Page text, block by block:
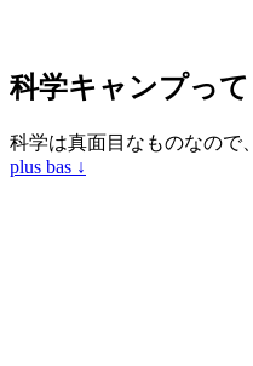
科学キャンプっ
科学は真面目なものなので
plus bas ↓